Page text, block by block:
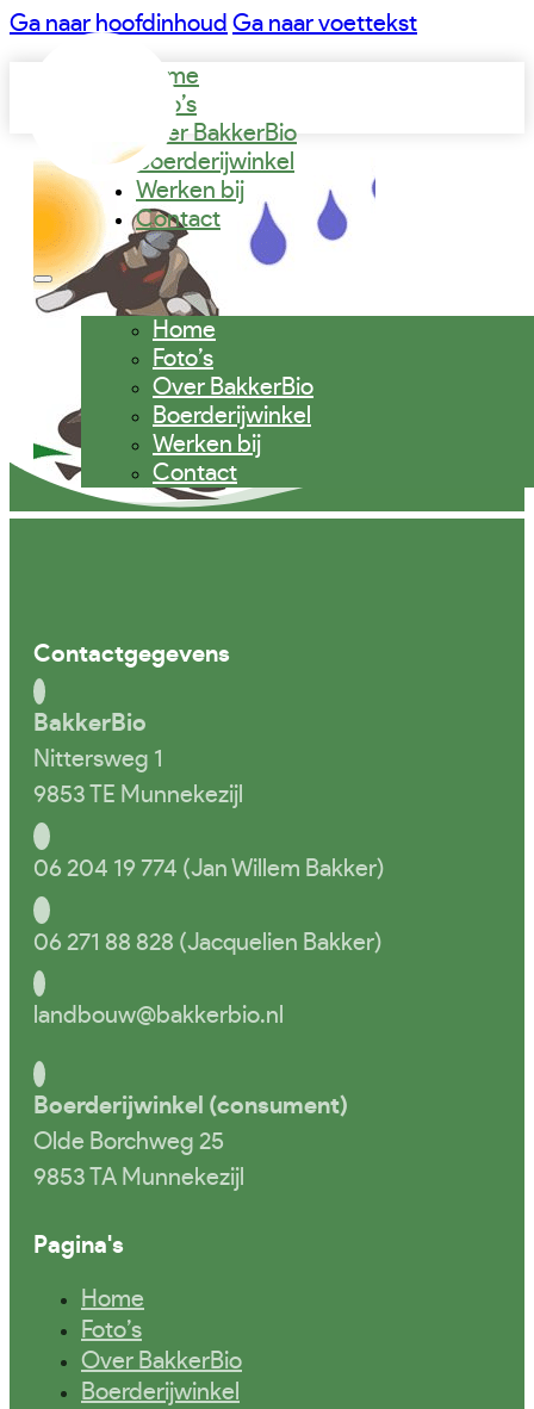
Ga naar hoofdinhoud Ga naar voettekst
Home
Foto’s
Over BakkerBio
Boerderijwinkel
Werken bij
Contact
Home
Foto’s
Over BakkerBio
Boerderijwinkel
Werken bij
Contact
Contactgegevens
BakkerBio
Nittersweg 1
9853 TE Munnekezijl
06 204 19 774 (Jan Willem Bakker)
06 271 88 828 (Jacquelien Bakker)
landbouw@bakkerbio.nl
Boerderijwinkel (consument)
Olde Borchweg 25
9853 TA Munnekezijl
Pagina's
Home
Foto’s
Over BakkerBio
Boerderijwinkel